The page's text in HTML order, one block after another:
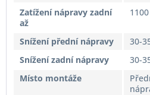
Zatížení nápravy zadní
až
Snížení přední nápravy
30-
Snížení zadní nápravy
30-
Místo montáže